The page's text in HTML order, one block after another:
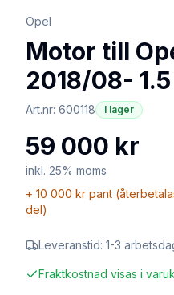
Opel
Motor till
2018/08-
Art.nr: 600118 I lager
59 000 kr
inkl. 25% moms
+ 10 000 kr pant
del)
Leveranstid: 1-3
Fraktkostnad visas i